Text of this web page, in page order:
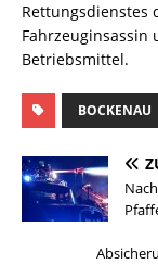
Rettungsdienstes
Betriebsmittel.
BOCKENAU